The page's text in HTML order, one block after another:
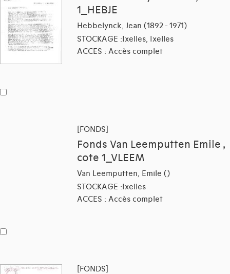
1_HEBJE
Hebbelynck, Jean (1892 - 1971)
STOCKAGE :Ixelles, Ixelles
ACCES : Accès complet
[FONDS]
Fonds Van Leemputten Emile ,
cote 1_VLEEM
Van Leemputten, Emile ()
STOCKAGE :Ixelles
ACCES : Accès complet
[FONDS]